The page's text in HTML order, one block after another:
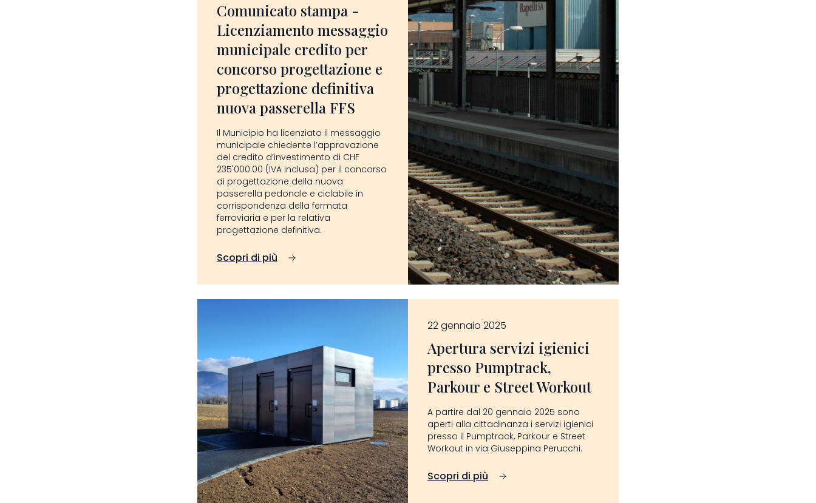
Comunicato stampa -
Licenziamento messaggio
municipale credito per
concorso progettazione e
progettazione definitiva
nuova passerella FFS
Il Municipio ha licenziato il messaggio
municipale chiedente l’approvazione
del credito d’investimento di CHF
235'000.00 (IVA inclusa) per il concorso
di progettazione della nuova
passerella pedonale e ciclabile in
corrispondenza della fermata
ferroviaria e per la relativa
progettazione definitiva.
Scopri di più
22 gennaio 2025
Apertura servizi igienici
presso Pumptrack,
Parkour e Street Workout
A partire dal 20 gennaio 2025 sono
aperti alla cittadinanza i servizi igienici
presso il Pumptrack, Parkour e Street
Workout in via Giuseppina Perucchi.
Scopri di più